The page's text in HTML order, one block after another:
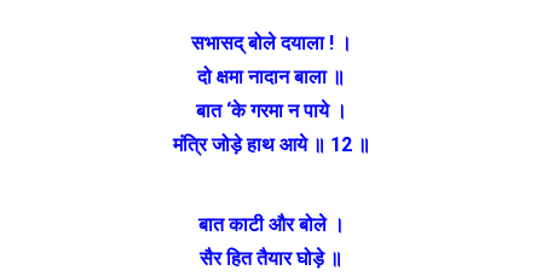
सभासद् बोले दयाला ! ।
दो क्षमा नादान बाला ॥
बात ‘के गरमा न पाये ।
मंत्रि जोड़े हाथ आये ॥ 12 ॥
बात काटी और बोले ।
सैर हित तैयार घोड़े ॥